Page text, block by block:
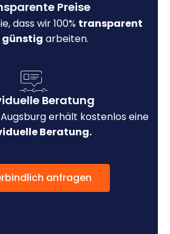
Preise
dass wir 100% transparent
günstig arbeiten.
Beratung
erhält kostenlos eine
Beratung.
anfragen